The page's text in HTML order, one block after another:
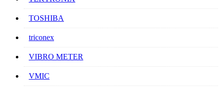
TOSHIBA
triconex
VIBRO METER
VMIC